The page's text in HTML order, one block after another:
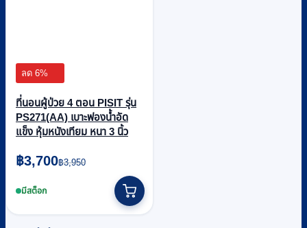
ลด 6%
ที่นอนผู้ป่วย 4 ตอน PISIT รุ่น
PS271(AA) เบาะฟองน้ำอัด
แข็ง หุ้มหนังเทียม หนา 3 นิ้ว
฿3,950
Original
price
was:
฿3,700
Current
price
is:มีสต็อก